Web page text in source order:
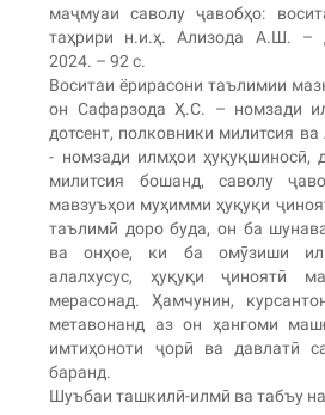
маҷмуаи саволу ҷавобҳо:
таҳрири н.и.ҳ. Ализода А.Ш. –
2024. – 92 с.
Воситаи ёрирасони таълимии
он Сафарзода Ҳ.С. – номзади
дотсент, полковники милитсия
- номзади илмҳои ҳуқуқшиносӣ,
милитсия бошанд, саволу
мавзуъҳои муҳимми ҳуқуқи
таълимӣ доро буда, он ба
ва онҳое, ки ба омӯзиши
алалхусус, ҳуқуқи ҷиноятӣ
мерасонад. Ҳамчунин,
метавонанд аз он ҳангоми
имтиҳоноти ҷорӣ ва давлатӣ
баранд.
Шуъбаи ташкилӣ-илмӣ ва табъу